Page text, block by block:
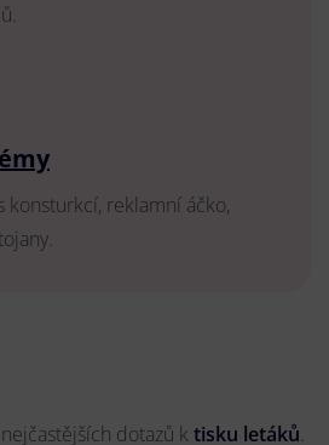
konsturkcí, reklamní áčko,
dotazů k tisku letáků.